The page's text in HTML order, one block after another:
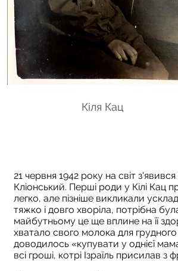
Кіля Кац
21 червня 1942 року на світ
Кліонський. Перші роди у Кілі Кац
легко, але пізніше викликали
тяжко і довго хворіла, потрібна
майбутньому це ще вплине на її
хватало свого молока для
доводилось «купувати у однієї
всі гроші, котрі Ізраїль присилав з